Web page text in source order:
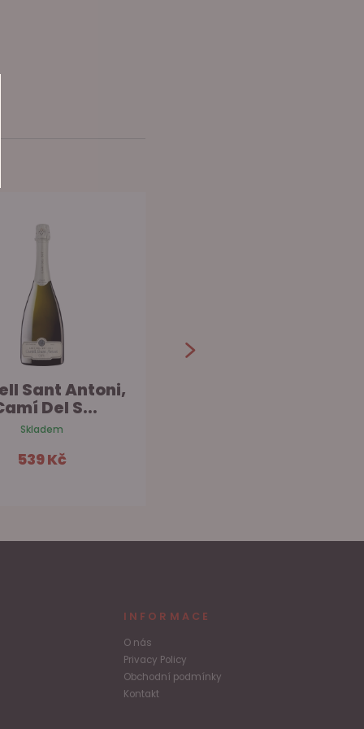
Sant Antoni,
Del S...
Skladem
539 Kč
INFORMACE
O nás
Privacy Policy
Obchodní podmínky
Kontakt